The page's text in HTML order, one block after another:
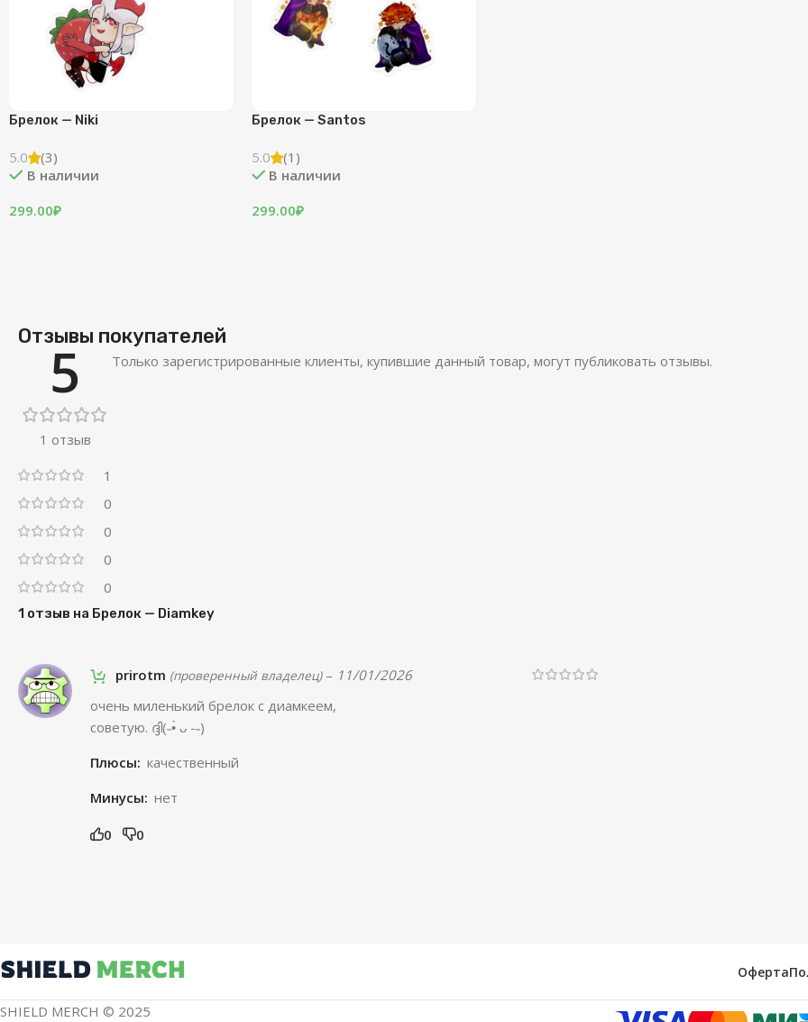
Брелок — Niki
5.0
(3)
В наличии
299.00₽
Брелок — Santos
5.0
(1)
В наличии
299.00₽
Отзывы покупателей
5
1 отзыв
1
0
0
0
0
1 отзыв на Брелок — Diamkey
prirotm (проверенный владелец) – 11/01/2026
очень миленький брелок с диамкеем,
советую. ദ്ദി(˵•̀ ᴗ -˵)
Плюсы: качественный
Минусы: нет
0 0
Только зарегистрированные клиенты, купившие данный товар, могут публиковать отзывы.
Оферта
SHIELD MERCH © 2025